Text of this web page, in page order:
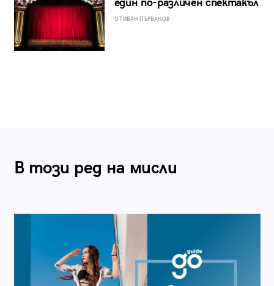
един по-различен спектакъл
ОТ ИВАН ПЪРВАНОВ
В този ред на мисли